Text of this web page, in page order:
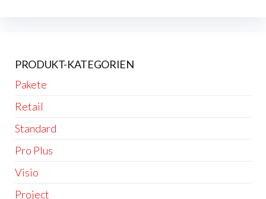
PRODUKT-KATEGORIEN
Pakete
Retail
Standard
Pro Plus
Visio
Project